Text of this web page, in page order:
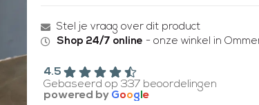
Stel je vraag over dit product
Shop 24/7 online - onze winkel in
4.5
Gebaseerd op 337 beoordelingen
powered by Goog e